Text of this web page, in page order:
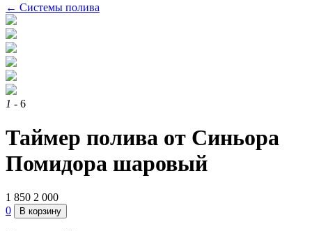
← Системы полива
1 - 6
Таймер полива от Синьора
Помидора шаровый
1 850 2 000
0
В корзину